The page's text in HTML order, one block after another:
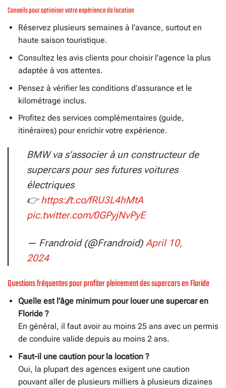
Conseils pour optimiser votre expérience de location
Réservez plusieurs semaines à l’avance, surtout en
haute saison touristique.
Consultez les avis clients pour choisir l’agence la plus
adaptée à vos attentes.
Pensez à vérifier les conditions d’assurance et le
kilométrage inclus.
Profitez des services complémentaires (guide,
itinéraires) pour enrichir votre expérience.
BMW va s’associer à un constructeur de
supercars pour ses futures voitures
électriques
👉https://t.co/fRU3L4hMtA
pic.twitter.com/0GPyjNvPyE
— Frandroid (@Frandroid) April 10,
2024
Questions fréquentes pour profiter pleinement des supercars en Floride
Quelle est l’âge minimum pour louer une supercar en
Floride ?
En général, il faut avoir au moins 25 ans avec un permis
de conduire valide depuis au moins 2 ans.
Faut-il une caution pour la location ?
Oui, la plupart des agences exigent une caution
pouvant aller de plusieurs milliers à plusieurs dizaines